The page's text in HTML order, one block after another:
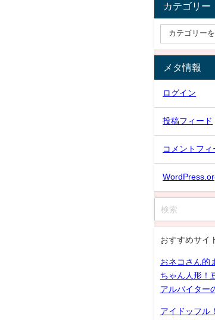
カテゴリー
メタ情報
ログイン
投稿フィード
コメントフィ
おすすめサイ
おネコさん的
ちゃん人形！
アルバイター
アイドッフ